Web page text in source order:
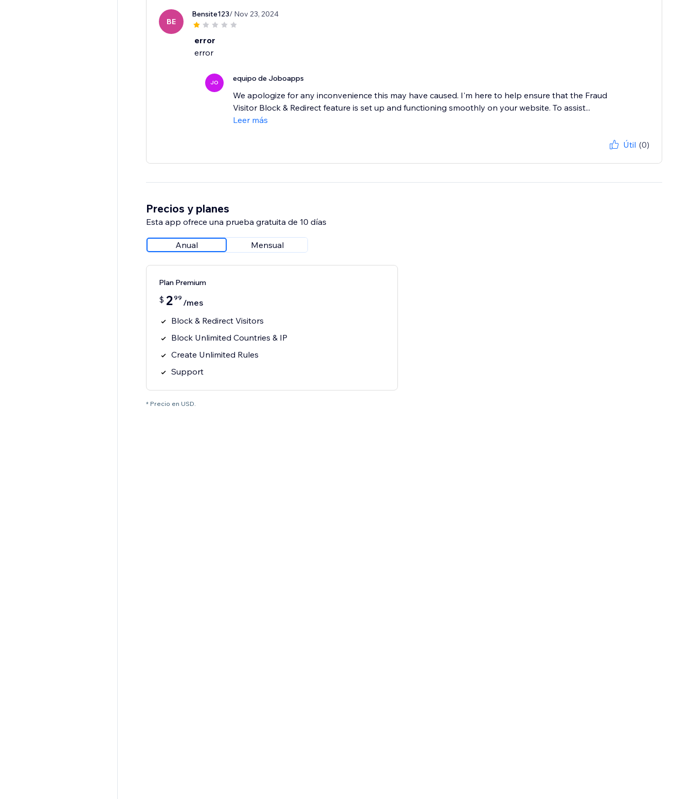
BE
Bensite123/ Nov 23, 2024
error
error
JO equipo de Joboapps
We apologize for any inconvenience this may have caused. I'm here to help ensure that the Fraud
Visitor Block & Redirect feature is set up and functioning smoothly on your website. To assist...
Leer más
Útil (0)
Precios y planes
Esta app ofrece una prueba gratuita de 10 días
Anual Mensual
Plan Premium
$ 299 /mes
Block & Redirect Visitors
Block Unlimited Countries & IP
Create Unlimited Rules
Support
* Precio en USD.